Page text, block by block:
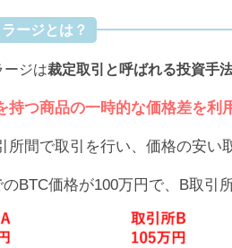
ICBコインがが上場するとか言って
ICBウォレット(ICBWallet)
んな言ってるけど遅くないか？
きるのか不安になってきた。
情報が入り次第お伝えしましょ
については現時点では不明です
みはあるということなので、
ではそのような記載を見つけら
利もユーザーからすると不安
ージとは？
ージは裁定取引と呼ばれる投資手
持つ商品の一時的な価格差を利
所間で取引を行い、価格の安い
BTC価格が100万円で、B取引